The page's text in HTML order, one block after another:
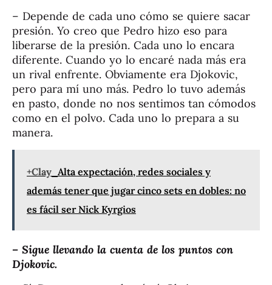
– Depende de cada uno cómo se quiere sacar
presión. Yo creo que Pedro hizo eso para
liberarse de la presión. Cada uno lo encara
diferente. Cuando yo lo encaré nada más era
un rival enfrente. Obviamente era Djokovic,
pero para mí uno más. Pedro lo tuvo además
en pasto, donde no nos sentimos tan cómodos
como en el polvo. Cada uno lo prepara a su
manera.
+Clay Alta expectación, redes sociales y
además tener que jugar cinco sets en dobles: no
es fácil ser Nick Kyrgios
– Sigue llevando la cuenta de los puntos con
Djokovic.